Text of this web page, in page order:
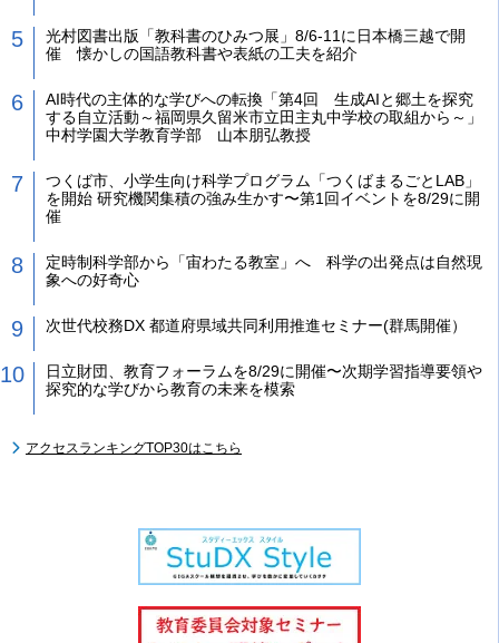
光村図書出版「教科書のひみつ展」8/6-11に日本橋三越で開
催 懐かしの国語教科書や表紙の工夫を紹介
AI時代の主体的な学びへの転換「第4回 生成AIと郷土を探究
する自立活動～福岡県久留米市立田主丸中学校の取組から～」
中村学園大学教育学部 山本朋弘教授
つくば市、小学生向け科学プログラム「つくばまるごとLAB」
を開始 研究機関集積の強み生かす〜第1回イベントを8/29に開
催
定時制科学部から「宙わたる教室」へ 科学の出発点は自然現
象への好奇心
次世代校務DX 都道府県域共同利用推進セミナー(群馬開催）
日立財団、教育フォーラムを8/29に開催〜次期学習指導要領や
探究的な学びから教育の未来を模索
アクセスランキングTOP30はこちら